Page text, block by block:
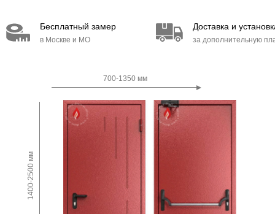
Бесплатный замер
в Москве и МО
Доставка и
за дополнительную
700-1350 мм
1400-2500 мм